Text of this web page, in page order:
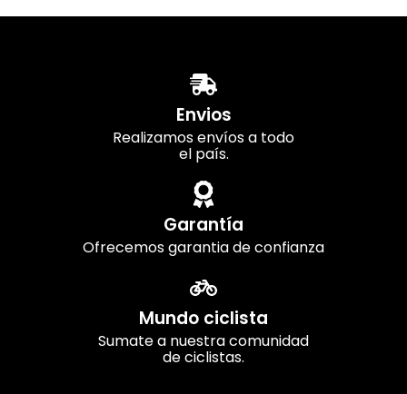
Envios
Realizamos envíos a todo
el país.
Garantía
Ofrecemos garantia de confianza
Mundo ciclista
Sumate a nuestra comunidad
de ciclistas.